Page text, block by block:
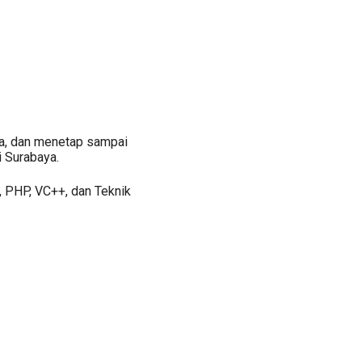
dan menetap sampai
VC++, dan Teknik